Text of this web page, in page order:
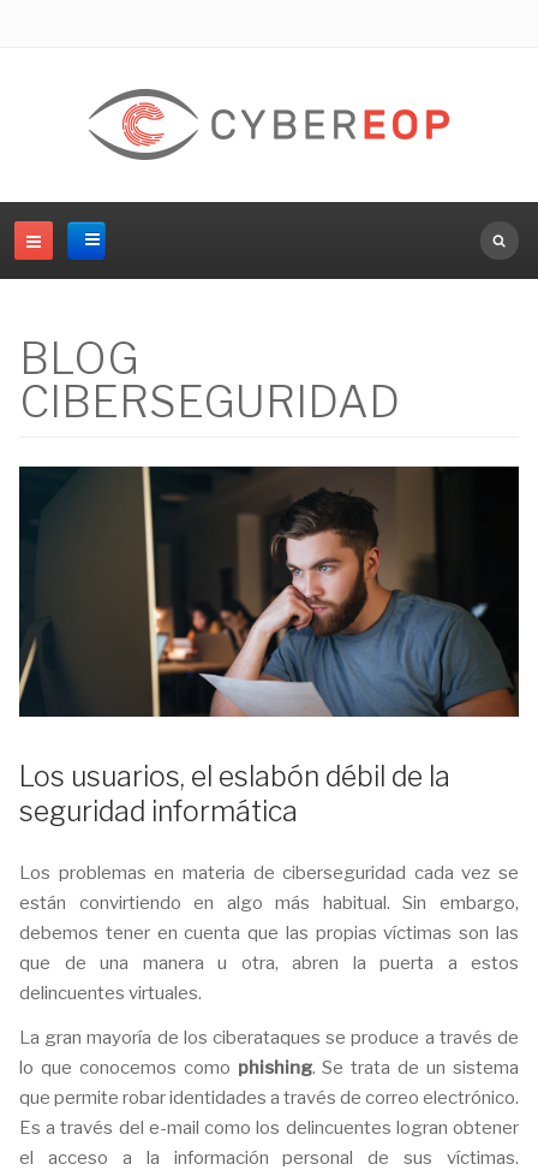
BLOG
CIBERSEGURIDAD
Los usuarios, el eslabón débil de la
seguridad informática
Los problemas en materia de ciberseguridad cada vez se
están convirtiendo en algo más habitual. Sin embargo,
debemos tener en cuenta que las propias víctimas son las
que de una manera u otra, abren la puerta a estos
delincuentes virtuales.
La gran mayoría de los ciberataques se produce a través de
lo que conocemos como phishing. Se trata de un sistema
que permite robar identidades a través de correo electrónico.
Es a través del e-mail como los delincuentes logran obtener
el acceso a la información personal de sus víctimas.